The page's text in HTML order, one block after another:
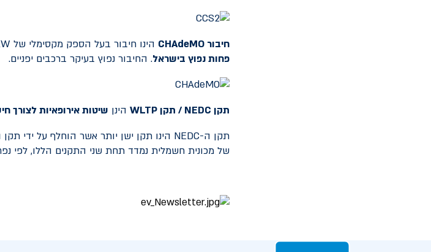
חיבור CHAdeMO הינו חיבור בעל הספק מקסימלי של 400KW ה
פחות נפוץ בישראל. החיבור נפוץ בעיקר ברכבים יפניים.
תקן NEDC/ תקן WLTP הינן שיטות אירופאיות לצורך
של מכונית חשמלית נמדד תחת שני התקנים הללו, לפי